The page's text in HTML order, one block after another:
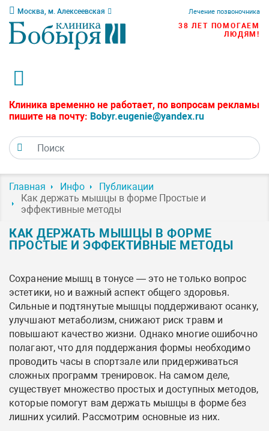
Москва, м. Алексеевская Лечение позвоночника
38 ЛЕТ ПОМОГАЕМ
ЛЮДЯМ!
Клиника временно не работает, по вопросам рекламы
пишите на почту: Bobyr.eugenie@yandex.ru
Главная Инфо
Публикации
Как держать мышцы в форме Простые и
эффективные методы
КАК ДЕРЖАТЬ МЫШЦЫ В ФОРМЕ
ПРОСТЫЕ И ЭФФЕКТИВНЫЕ МЕТОДЫ
Сохранение мышц в тонусе — это не только вопрос
эстетики, но и важный аспект общего здоровья.
Сильные и подтянутые мышцы поддерживают осанку,
улучшают метаболизм, снижают риск травм и
повышают качество жизни. Однако многие ошибочно
полагают, что для поддержания формы необходимо
проводить часы в спортзале или придерживаться
сложных программ тренировок. На самом деле,
существует множество простых и доступных методов,
которые помогут вам держать мышцы в форме без
лишних усилий. Рассмотрим основные из них.